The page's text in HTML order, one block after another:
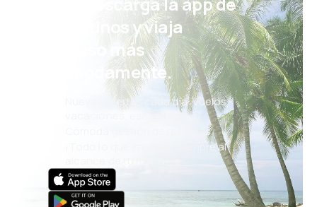
eDestinos y viaja
incluso más
cómodamente.
Nuevas ofertas cada día: vuelos,
vacaciones, escapadas
Cómoda gestión de reservas
¡Todo lo que importa, siempre al